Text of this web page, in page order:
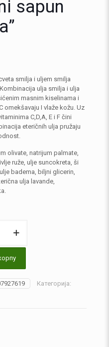
sapun
smilja i uljem smilja
ulja smilja i ulja
masnim kiselinama i
omekšavaju I vlaže kožu. Uz
C,D,A, E i F čini
eteričnih ulja pružaju
olivate, natrijum palmate,
ruže, ulje suncokreta, ši
badema, biljni glicerin,
ulja lavande,
Категорија: